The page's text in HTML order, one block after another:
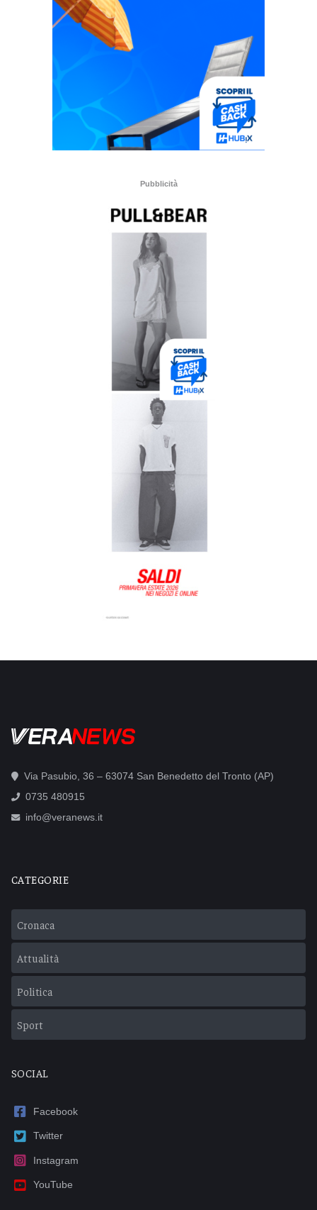
Pubblicità
Via Pasubio, 36 – 63074 San Benedetto del Tronto (AP)
0735 480915
info@veranews.it
CATEGORIE
Cronaca
Attualità
Politica
Sport
SOCIAL
Facebook
Twitter
Instagram
YouTube